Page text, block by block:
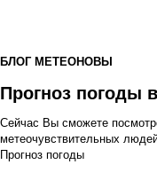
БЛОГ МЕТЕОНОВЫ
Прогноз погоды
Сейчас Вы сможете
метеочувствительных
Прогноз погоды